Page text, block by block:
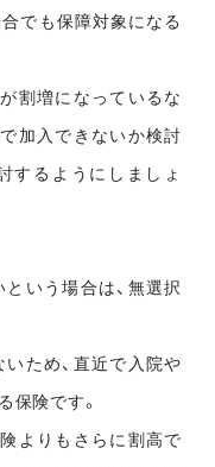
でも保障対象になる
割増になっているな
加入できないか検討
するようにしましょ
いう場合は、無選択
ため、直近で入院や
保険です。
よりもさらに割高で